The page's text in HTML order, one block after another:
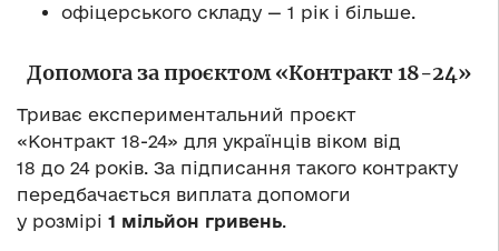
офіцерського складу — 1 рік і більше.
Допомога за проєктом «Контракт 18-24»
Триває експериментальний проєкт
«Контракт 18-24» для українців віком від
18 до 24 років. За підписання такого контракту
передбачається виплата допомоги
у розмірі 1 мільйон гривень.